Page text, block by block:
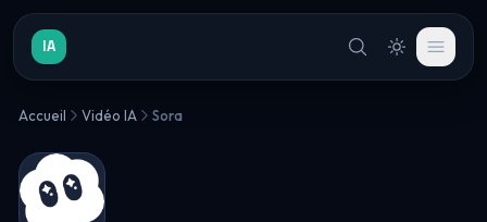
IA
Accueil Vidéo IA Sora